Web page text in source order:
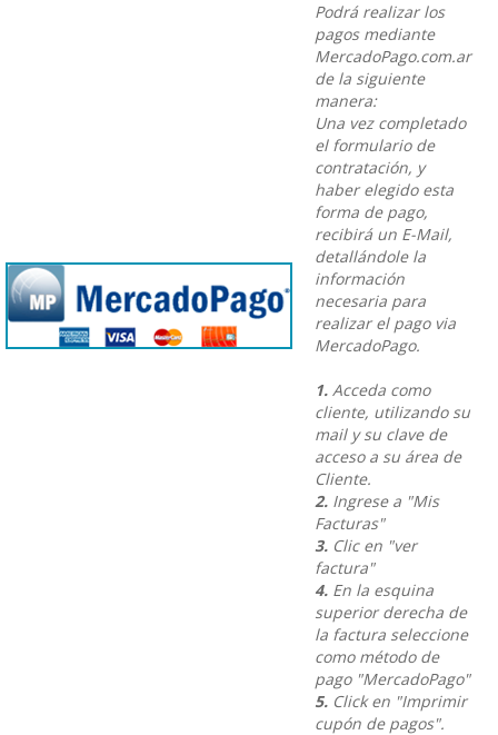
Podrá realizar los
pagos mediante
MercadoPago.com.ar
de la siguiente
manera:
Una vez completado
el formulario de
contratación, y
haber elegido esta
forma de pago,
recibirá un E-Mail,
detallándole la
información
necesaria para
realizar el pago via
MercadoPago.
1.Acceda como
cliente, utilizando su
mail y su clave de
acceso a su área de
Cliente.
2.Ingrese a "Mis
Facturas"
3.Clic en "ver
factura"
4.En la esquina
superior derecha de
la factura seleccione
como método de
pago "MercadoPago"
5.Click en "Imprimir
cupón de pagos".